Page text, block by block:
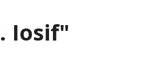
Iosif"